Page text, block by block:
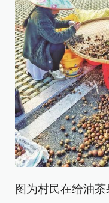
图为村民在给油